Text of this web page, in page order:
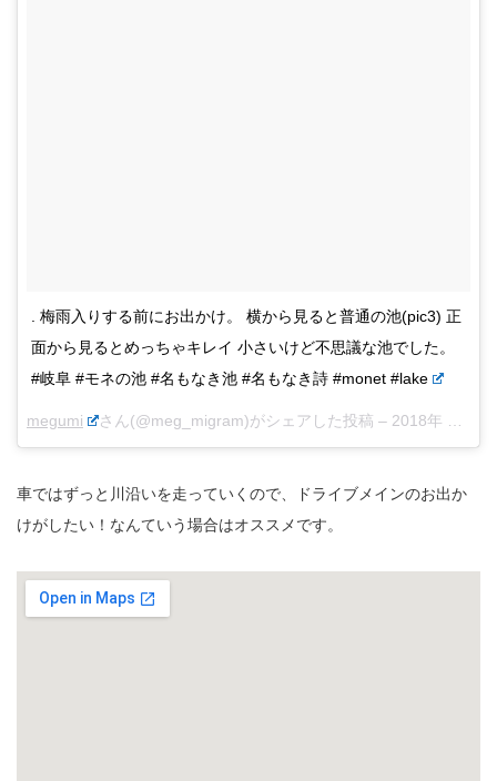
. 梅雨入りする前にお出かけ。 横から見ると普通の池(pic3) 正
面から見るとめっちゃキレイ 小さいけど不思議な池でした。
#岐阜 #モネの池 #名もなき池 #名もなき詩 #monet #lake
megumi さん(@meg_migram)がシェアした投稿 – 2018年 6月月3日午前5時35分PDT
車ではずっと川沿いを走っていくので、ドライブメインのお出か
けがしたい！なんていう場合はオススメです。